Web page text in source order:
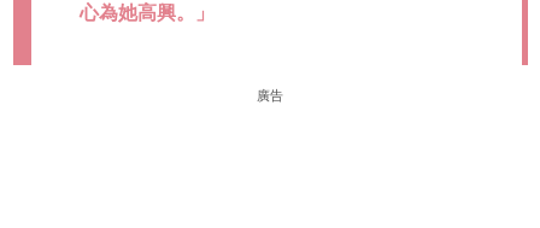
心為她高興。」
廣告